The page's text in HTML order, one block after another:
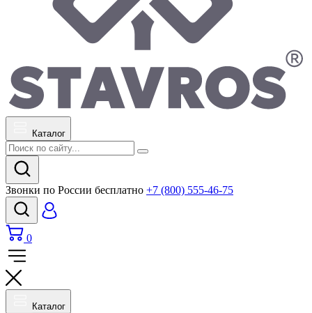
Каталог
Звонки по России бесплатно +7 (800) 555-46-75
0
Каталог